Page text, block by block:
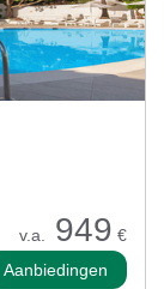
v.a. 949 €
Aanbiedingen